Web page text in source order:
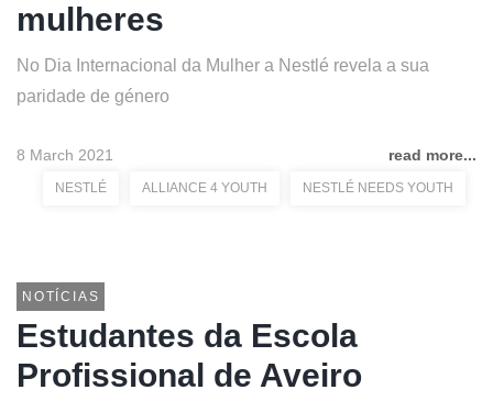
mulheres
No Dia Internacional da Mulher a Nestlé revela a sua
paridade de género
8 March 2021 read more...
NESTLÉ ALLIANCE 4 YOUTH NESTLÉ NEEDS YOUTH
NOTÍCIAS
Estudantes da Escola
Profissional de Aveiro